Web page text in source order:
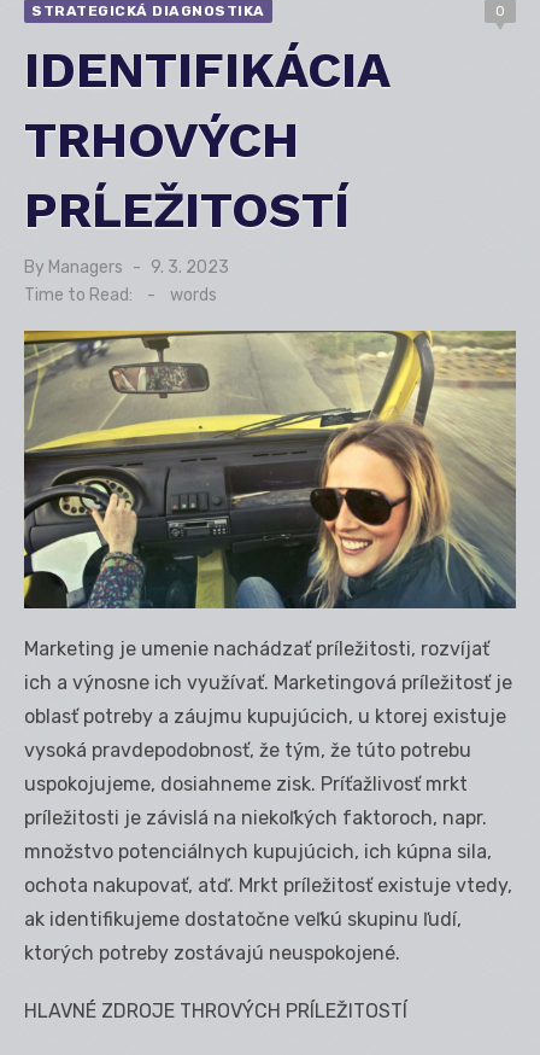
STRATEGICKÁ DIAGNOSTIKA 0
IDENTIFIKÁCIA
TRHOVÝCH
PRĹEŽITOSTÍ
By Managers
Posted
9. 3. 2023
Time to Read:
- words
Marketing je umenie nachádzať príležitosti, rozvíjať
ich a výnosne ich využívať. Marketingová príležitosť je
oblasť potreby a záujmu kupujúcich, u ktorej existuje
vysoká pravdepodobnosť, že tým, že túto potrebu
uspokojujeme, dosiahneme zisk. Príťažlivosť mrkt
príležitosti je závislá na niekoľkých faktoroch, napr.
množstvo potenciálnych kupujúcich, ich kúpna sila,
ochota nakupovať, atď. Mrkt príležitosť existuje vtedy,
ak identifikujeme dostatočne veľkú skupinu ľudí,
ktorých potreby zostávajú neuspokojené.
HLAVNÉ ZDROJE THROVÝCH PRÍLEŽITOSTÍ